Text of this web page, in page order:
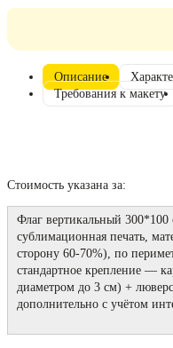
Описание
Требования к макету
Стоимость указана за:
Флаг вертикальный 300*100
сублимационная печать,
сторону 60-70%), по
стандартное крепление —
диаметром до 3 см) +
дополнительно с учётом